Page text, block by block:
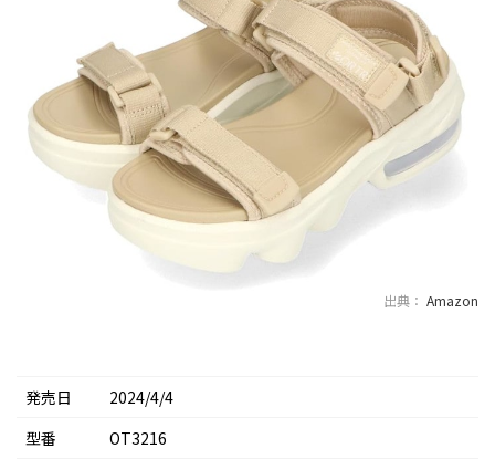
出典： Amazon
発売日
2024/4/4
型番
OT3216